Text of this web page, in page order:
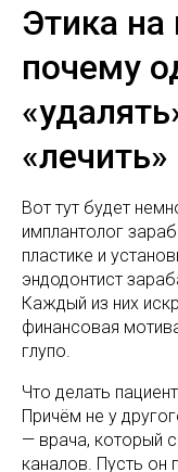
Этика на
почему
«лечить»
Вот тут будет
имплантолог
пластике и
эндодонтист
Каждый из них
финансовая
глупо.
Что делать
Причём не у
— врача, который
каналов. Пусть он